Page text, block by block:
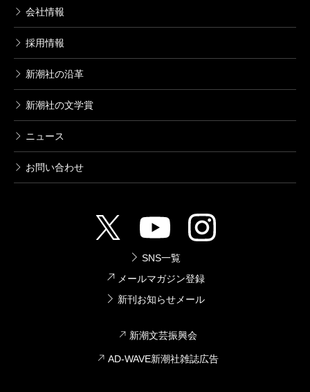
会社情報
採用情報
新潮社の沿革
新潮社の文学賞
ニュース
お問い合わせ
SNS一覧
メールマガジン登録
新刊お知らせメール
新潮文芸振興会
AD-WAVE新潮社雑誌広告